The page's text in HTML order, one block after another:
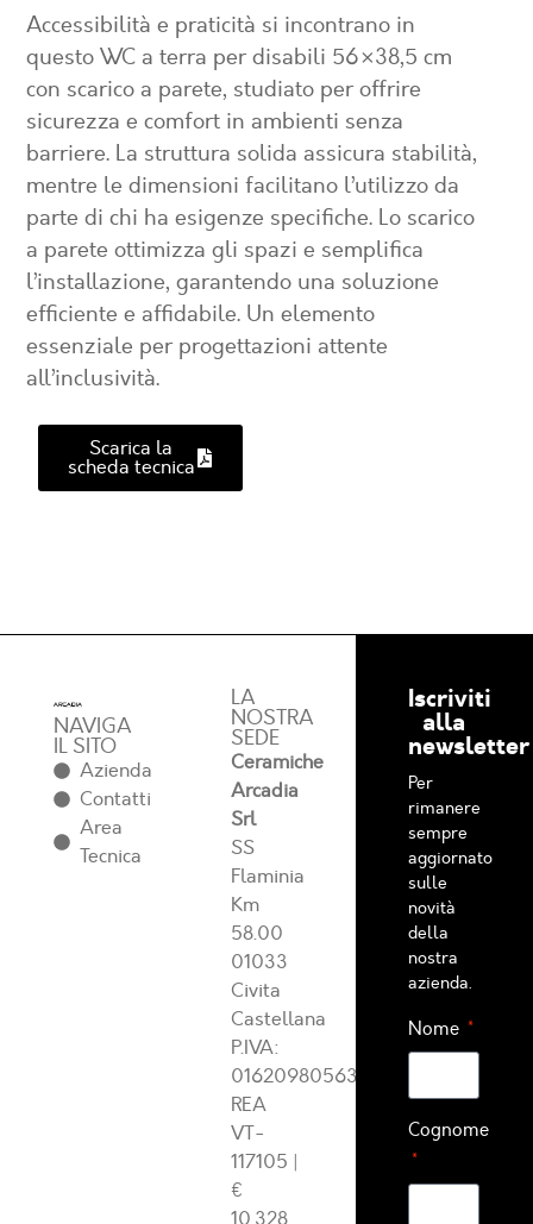
Accessibilità e praticità si incontrano in
questoWC a terra per disabili 56×38,5 cm
con scarico a parete, studiato per offrire
sicurezza e comfort in ambienti senza
barriere. La struttura solida assicura stabilità,
mentre le dimensioni facilitano l’utilizzo da
parte di chi ha esigenze specifiche. Lo scarico
a parete ottimizza gli spazi e semplifica
l’installazione, garantendo una soluzione
efficiente e affidabile. Un elemento
essenziale per progettazioni attente
all’inclusività.
Scarica la
scheda tecnica
NAVIGA
IL SITO
Azienda
Contatti
Area
Tecnica
LA
NOSTRA
SEDE
Ceramiche
Arcadia
Srl
SS
Flaminia
Km
58.00
01033
Civita
Castellana
P.IVA:
01620980563
REA
VT-
117105 |
€
Iscriviti
alla
newsletter
Per
rimanere
sempre
aggiornato
sulle
novità
della
nostra
azienda.
Nome
Cognome